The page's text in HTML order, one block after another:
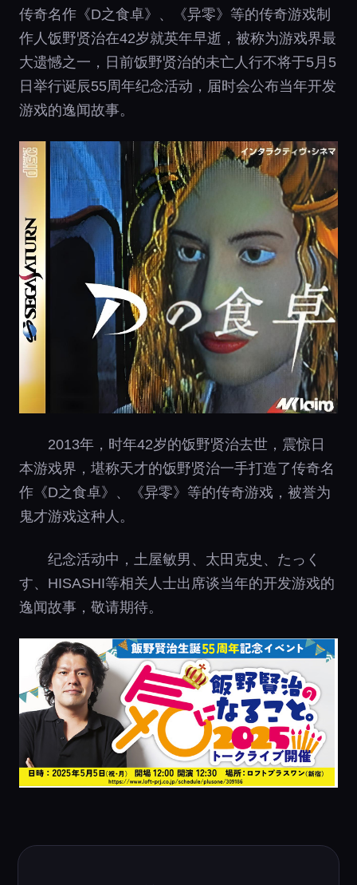
传奇名作《D之食卓》、《异零》等的传奇游戏制
作人饭野贤治在42岁就英年早逝，被称为游戏界最
大遗憾之一，日前饭野贤治的未亡人行不将于5月5
日举行诞辰55周年纪念活动，届时会公布当年开发
游戏的逸闻故事。
2013年，时年42岁的饭野贤治去世，震惊日
本游戏界，堪称天才的饭野贤治一手打造了传奇名
作《D之食卓》、《异零》等的传奇游戏，被誉为
鬼才游戏这种人。
纪念活动中，土屋敏男、太田克史、たっく
す、HISASHI等相关人士出席谈当年的开发游戏的
逸闻故事，敬请期待。